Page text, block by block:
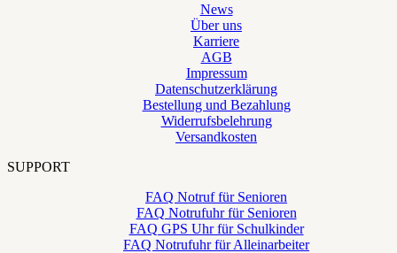
News
Über uns
Karriere
AGB
Impressum
Datenschutzerklärung
Bestellung und Bezahlung
Widerrufsbelehrung
Versandkosten
SUPPORT
FAQ Notruf für Senioren
FAQ Notrufuhr für Senioren
FAQ GPS Uhr für Schulkinder
FAQ Notrufuhr für Alleinarbeiter